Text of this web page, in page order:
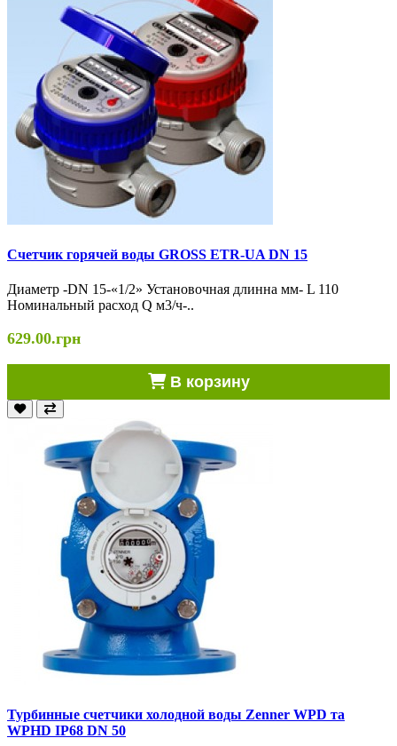
Счетчик горячей воды GROSS ETR-UA DN 15
Диаметр -DN 15-«1/2» Установочная длинна мм- L 110
Номинальный расход Q м3/ч-..
629.00.грн
В корзину
Турбинные счетчики холодной воды Zenner WPD та
WPHD IP68 DN 50